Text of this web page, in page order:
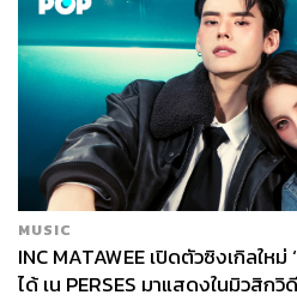
MUSIC
INC MATAWEE เปิดตัวซิงเกิลให
ได้ เน PERSES มาแสดงในมิวสิกวิ